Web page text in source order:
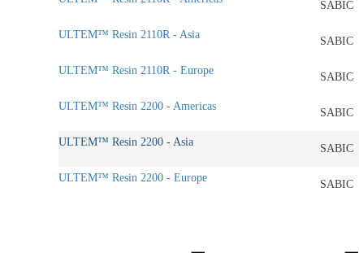
SABIC
ULTEM™ Resin 2110R - Asia
SABIC
ULTEM™ Resin 2110R - Europe
SABIC
ULTEM™ Resin 2200 - Americas
SABIC
ULTEM™ Resin 2200 - Asia
SABIC
ULTEM™ Resin 2200 - Europe
SABIC